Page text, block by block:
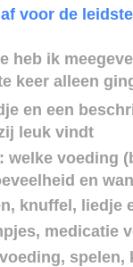
voor de
heb ik
keer alleen
en een
leuk vindt
welke voeding
en
knuffel, liedje
medicatie
spelen,